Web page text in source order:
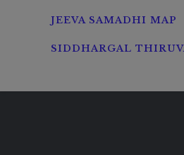
JEEVA SAMADHI MAP
SIDDHARGAL